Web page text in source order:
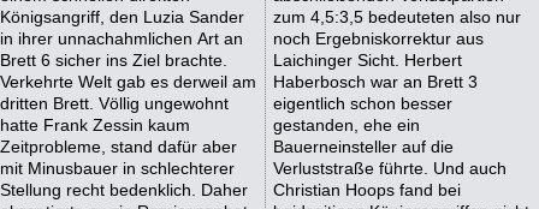
Königsangriff, den Luzia Sander
in ihrer unnachahmlichen Art an
Brett 6 sicher ins Ziel brachte.
Verkehrte Welt gab es derweil am
dritten Brett. Völlig ungewohnt
hatte Frank Zessin kaum
Zeitprobleme, stand dafür aber
mit Minusbauer in schlechterer
Stellung recht bedenklich. Daher
zum 4,5:3,5 bedeuteten also nur
noch Ergebniskorrektur aus
Laichinger Sicht. Herbert
Haberbosch war an Brett 3
eigentlich schon besser
gestanden, ehe ein
Bauerneinsteller auf die
Verluststraße führte. Und auch
Christian Hoops fand bei